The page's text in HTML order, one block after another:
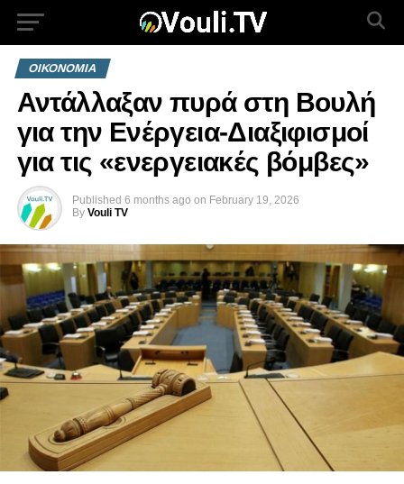
ΟΙΚΟΝΟΜΙΑ
Αντάλλαξαν πυρά στη Βουλή
για την Ενέργεια-Διαξιφισμοί
για τις «ενεργειακές βόμβες»
Published 6 months ago on February 19, 2026
By Vouli TV